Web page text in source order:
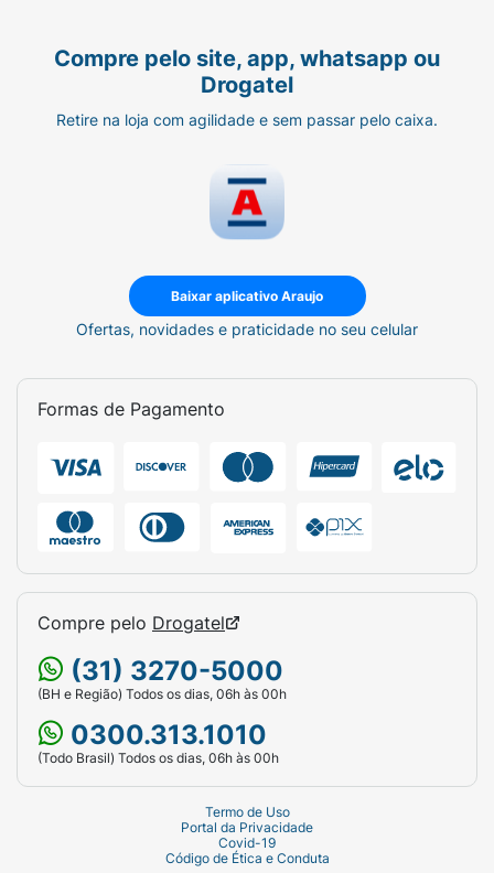
Compre pelo site, app, whatsapp ou
Drogatel
Retire na loja com agilidade e sem passar pelo caixa.
Baixar aplicativo Araujo
Ofertas, novidades e praticidade no seu celular
Formas de Pagamento
Compre pelo Drogatel
(31) 3270-5000
(BH e Região) Todos os dias, 06h às 00h
0300.313.1010
(Todo Brasil) Todos os dias, 06h às 00h
Termo de Uso
Portal da Privacidade
Covid-19
Código de Ética e Conduta